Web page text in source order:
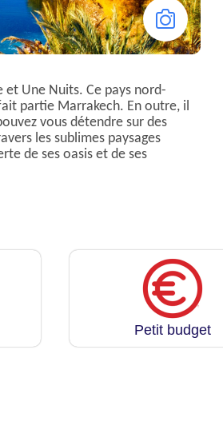
et Une Nuits. Ce pays nord-
partie Marrakech. En outre, il
vous détendre sur des
les sublimes paysages
de ses oasis et de ses
Petit budget